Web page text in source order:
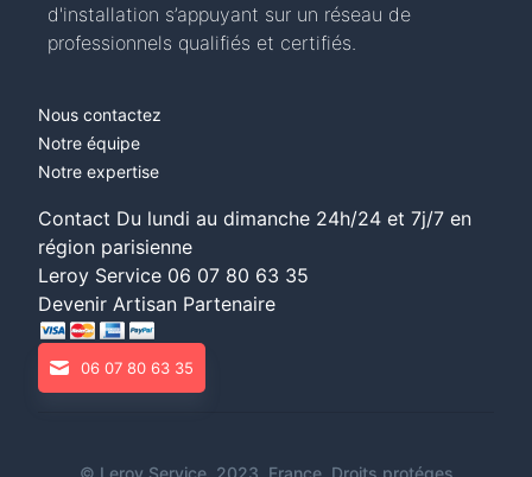
d'installation s’appuyant sur un réseau de
professionnels qualifiés et certifiés.
Nous contactez
Notre équipe
Notre expertise
Contact Du lundi au dimanche 24h/24 et 7j/7 en
région parisienne
Leroy Service 06 07 80 63 35
Devenir Artisan Partenaire
06 07 80 63 35
© Leroy Service. 2023, France. Droits protéges